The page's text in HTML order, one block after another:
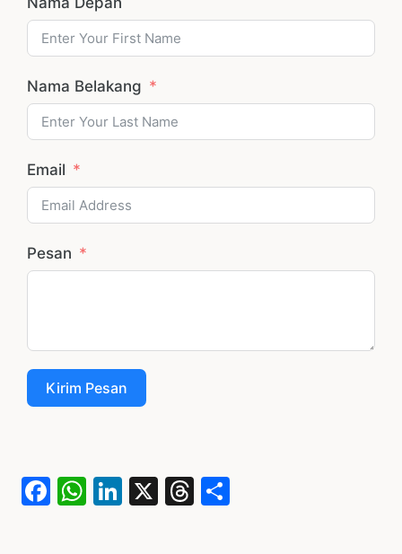
Nama Belakang
Email
Pesan
Kirim Pesan
Facebook
WhatsApp
LinkedIn
X Threads